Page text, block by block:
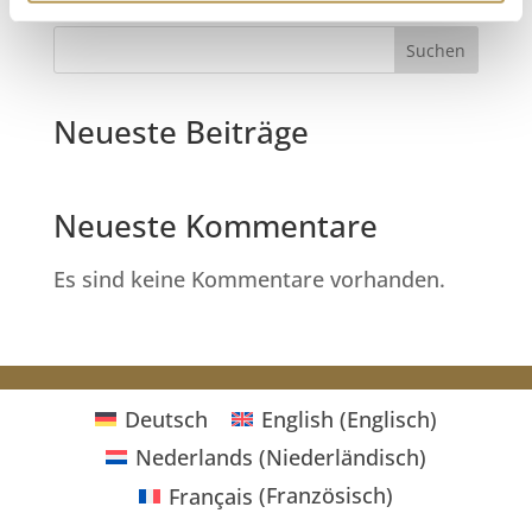
Spaß!
Suchen
Neueste Beiträge
Neueste Kommentare
Es sind keine Kommentare vorhanden.
Deutsch English (Englisch)
Nederlands (Niederländisch)
Français (Französisch)